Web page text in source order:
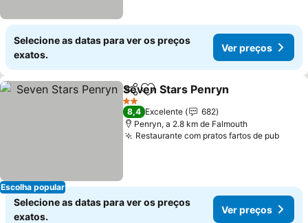
Selecione as datas para ver os preços
exatos.
Ver preços
Escolha popular
PartilharAdicionar aos favoritos
Seven Stars Penryn
2 Estrelas
8,4 Excelente
682
Penryn, a 2.8 km de Falmouth
Restaurante com pratos fartos de pubVer
Selecione as datas para ver os preços
exatos.
Ver preços